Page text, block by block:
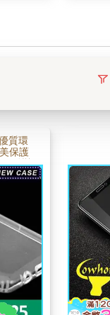
質環
保護
∎耐彎